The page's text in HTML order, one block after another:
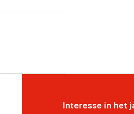
Interesse in het